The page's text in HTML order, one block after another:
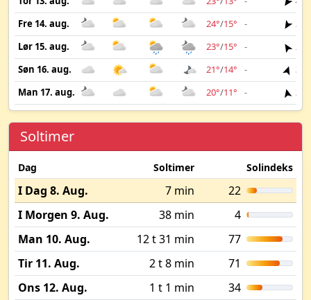
Fre 14. aug.
24°/15° -
3
Lør 15. aug.
23°/15° -
2
Søn 16. aug.
21°/14° -
3
Man 17. aug.
20°/11° - 3
Soltimer
Dag Soltimer Solindeks
I Dag 8. Aug. 7 min
22
I Morgen 9. Aug.
38 min
4
Man 10. Aug.
12 t 31 min
77
Tir 11. Aug.
2 t 8 min
71
Ons 12. Aug.
1 t 1 min
34